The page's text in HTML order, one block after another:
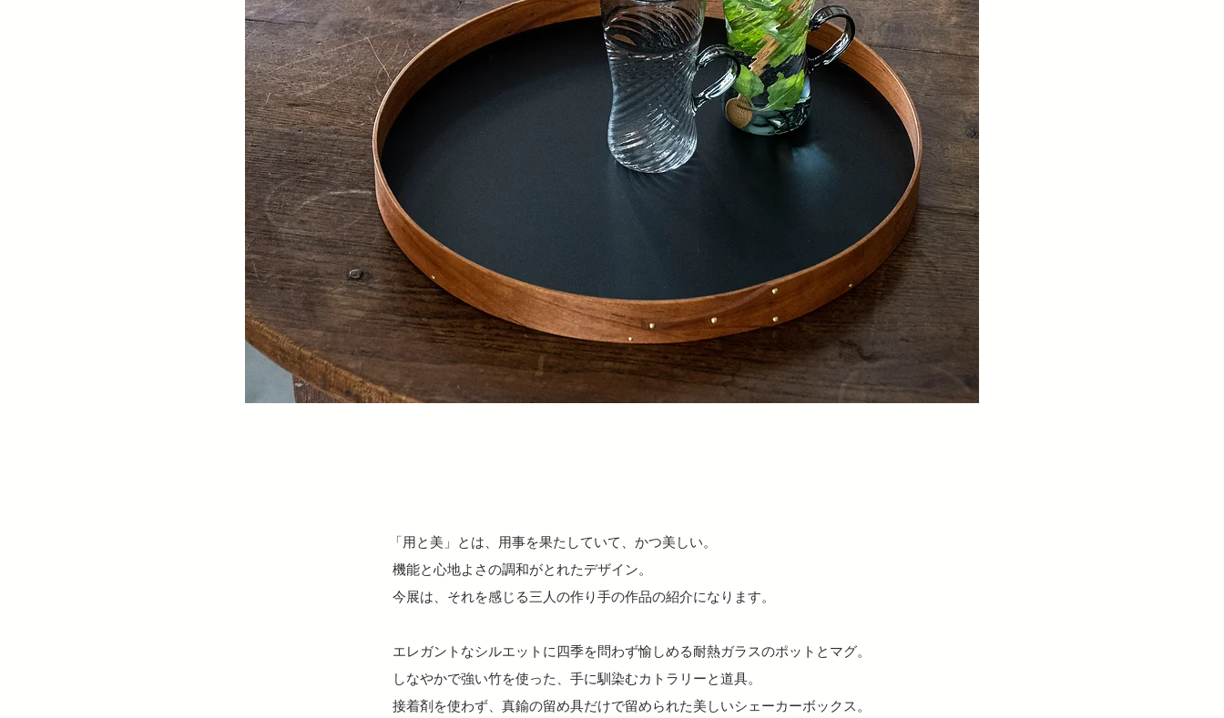
「用と美」とは、用事を果たしていて、かつ美しい。
機能と心地よさの調和がとれたデザイン。
今展は、それを感じる三人の作り手の作品の紹介になります。
エレガントなシルエットに四季を問わず愉しめる耐熱ガラスのポットとマグ。
しなやかで強い竹を使った、手に馴染むカトラリーと道具。
接着剤を使わず、真鍮の留め具だけで留められた美しいシェーカーボックス。